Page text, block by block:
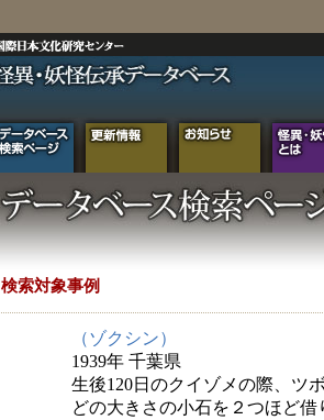
検索対象事例
（ゾクシン）
1939年 千葉県
生後120日のクイゾメの際、ツ
どの大きさの小石を２つほど